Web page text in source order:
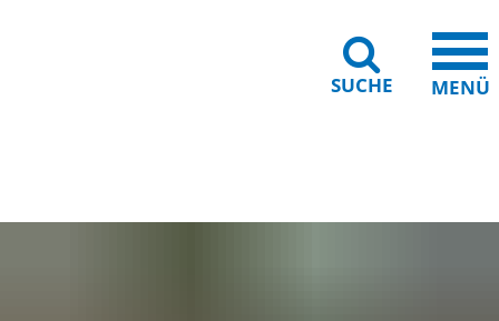
SUCHE MENÜ